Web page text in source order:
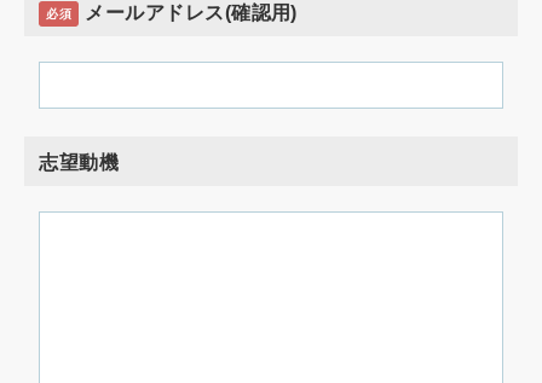
必須 メールアドレス(確認用)
志望動機